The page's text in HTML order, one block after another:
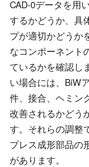
CAD-0データを用
するかどうか、具
プが適切かどうか
なコンポーネント
ているかを確認し
い場合には、BiW
件、接合、ヘミン
改善されるかどう
す。それらの調整
プレス成形部品の
があります。